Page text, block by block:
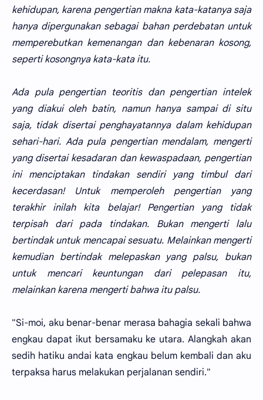
kehidupan, karena pengertian makna kata-katanya saja
hanya dipergunakan sebagai bahan perdebatan untuk
memperebutkan kemenangan dan kebenaran kosong,
seperti kosongnya kata-kata itu.
Ada pula pengertian teoritis dan pengertian intelek
yang diakui oleh batin, namun hanya sampai di situ
saja, tidak disertai penghayatannya dalam kehidupan
sehari-hari. Ada pula pengertian mendalam, mengerti
yang disertai kesadaran dan kewaspadaan, pengertian
ini menciptakan tindakan sendiri yang timbul dari
kecerdasan! Untuk memperoleh pengertian yang
terakhir inilah kita belajar! Pengertian yang tidak
terpisah dari pada tindakan. Bukan mengerti lalu
bertindak untuk mencapai sesuatu. Melainkan mengerti
kemudian bertindak melepaskan yang palsu, bukan
untuk mencari keuntungan dari pelepasan itu,
melainkan karena mengerti bahwa itu palsu.
"Si-moi, aku benar-benar merasa bahagia sekali bahwa
engkau dapat ikut bersamaku ke utara. Alangkah akan
sedih hatiku andai kata engkau belum kembali dan aku
terpaksa harus melakukan perjalanan sendiri."